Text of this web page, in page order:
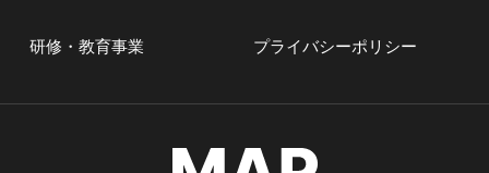
研修・教育事業 プライバシーポリシー